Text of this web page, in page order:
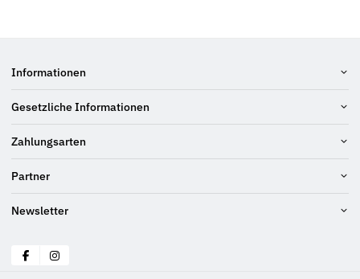
Informationen
Gesetzliche Informationen
Zahlungsarten
Partner
Newsletter